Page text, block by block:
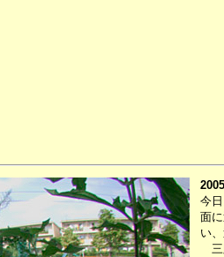
今
面
い
三